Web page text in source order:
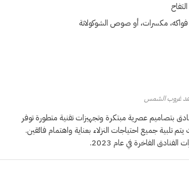
مكسرات، أو صوص الشوكولاتة
غروب الشمس
بتصاميم عصرية مبتكرة وتجهيزات تقنية متطورة توفر
تلبية جميع احتياجات النزلاء بعناية واهتمام فائقين.
الفاخرة في عام 2023.